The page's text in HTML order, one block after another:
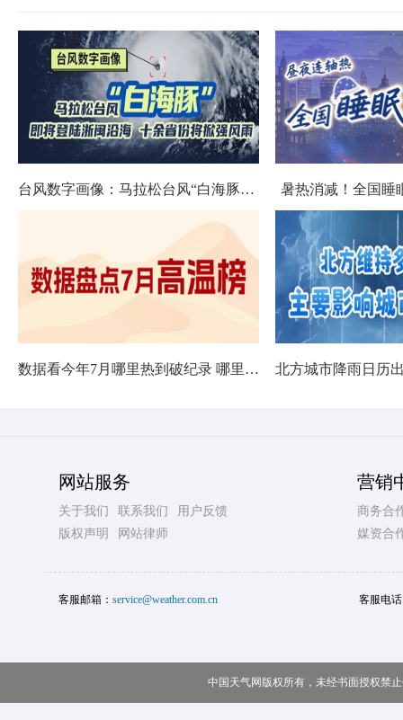
台风数字画像：马拉松台风“白海豚”将影响十余省份 暑热消减！全国睡
数据看今年7月哪里热到破纪录 哪里暑热连轴转
网站服务
关于我们 联系我们
用户反馈
版权声明
网站律师
营销
商务合
媒资合
客服邮箱： service@weather.com.cn 客服电
中国天气网版权所有，未经书面授权